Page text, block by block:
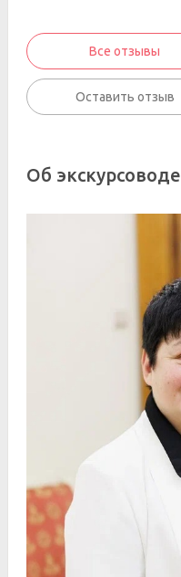
Все отзывы
Оставить отзыв
Об экскурсоводе